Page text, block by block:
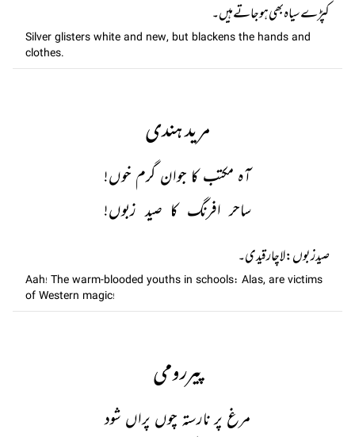
کپڑے سیاہ بھی ہو جاتے ہیں۔
Silver glisters white and new, but blackens the hands and
clothes.
مرید ہندی
آہ مکتب کا جوان گرم خوں!
ساحر افرنگ کا صید زبوں!
صيد زبوں: لاچار قیدی۔
Aah! The warm-blooded youths in schools: Alas, are victims
of Western magic!
پیررومی
مرغ پر نارستہ چوں پراں شود